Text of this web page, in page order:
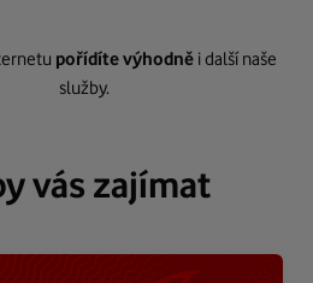
pořídíte výhodně i další naše
služby.
vás zajímat